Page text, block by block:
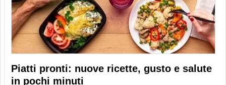
Piatti pronti: nuove ricette, gusto e salute
in pochi minuti